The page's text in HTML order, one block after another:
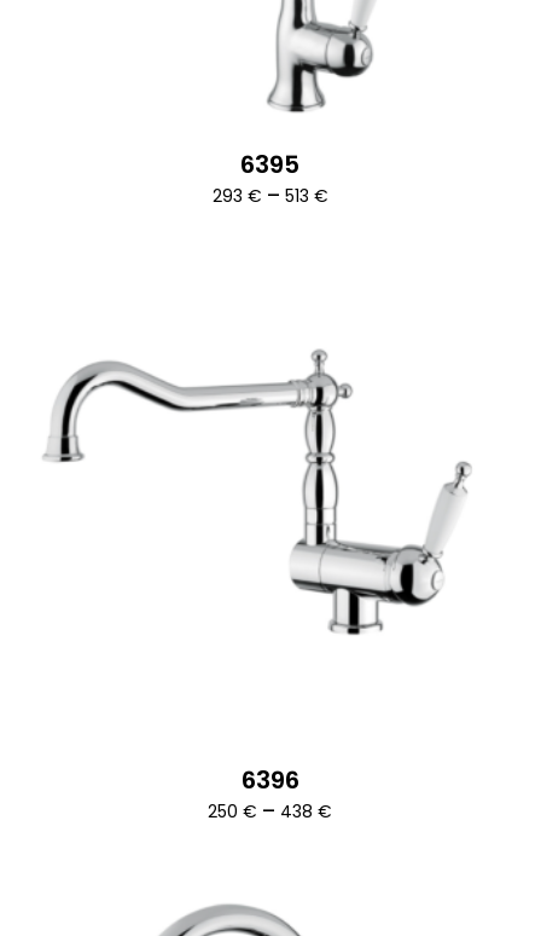
6395
293 € – 513 €Ártartomány:
6396
250€ – 438€